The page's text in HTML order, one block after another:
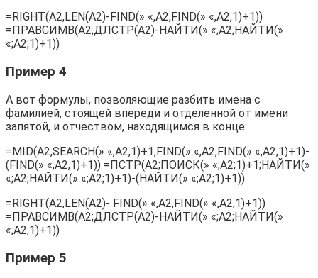
=RIGHT(A2,LEN(A2)-FIND(» «,A2,FIND(» «,A2,1)+1))
=ПРАВСИМВ(A2;ДЛСТР(A2)-НАЙТИ(» «;A2;НАЙТИ(»
«;A2;1)+1))
Пример 4
А вот формулы, позволяющие разбить имена с
фамилией, стоящей впереди и отделенной от имени
запятой, и отчеством, находящимся в конце:
=MID(A2,SEARCH(» «,A2,1)+1,FIND(» «,A2,FIND(» «,A2,1)+1)-
(FIND(» «,A2,1)+1)) =ПСТР(A2;ПОИСК(» «;A2;1)+1;НАЙТИ(»
«;A2;НАЙТИ(» «;A2;1)+1)-(НАЙТИ(» «;A2;1)+1))
=RIGHT(A2,LEN(A2)- FIND(» «,A2,FIND(» «,A2,1)+1))
=ПРАВСИМВ(A2;ДЛСТР(A2)-НАЙТИ(» «;A2;НАЙТИ(»
«;A2;1)+1))
Пример 5